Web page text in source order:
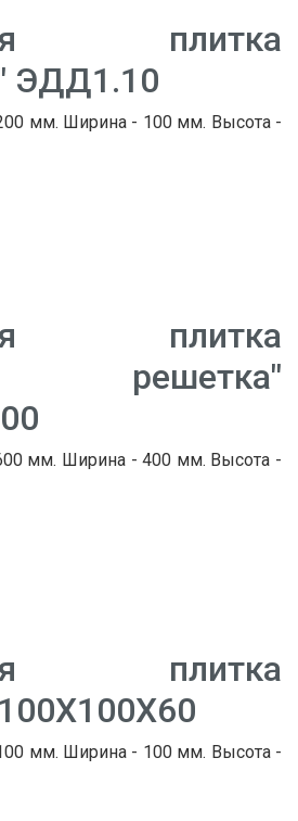
плитка
ЭДД1.10
мм. Ширина - 100 мм. Высота -
плитка
решетка"
мм. Ширина - 400 мм. Высота -
плитка
мм. Ширина - 100 мм. Высота -